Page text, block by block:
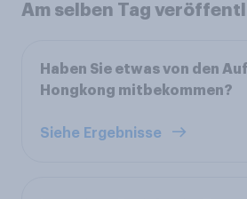
Am selben Tag
Haben Sie etwas von den
Hongkong mitbekommen?
Siehe Ergebnisse